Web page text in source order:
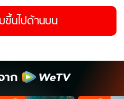
ขึ้นไปด้านบน
ก